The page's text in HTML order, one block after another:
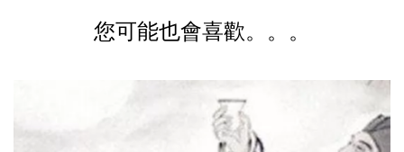
您可能也會喜歡。。。